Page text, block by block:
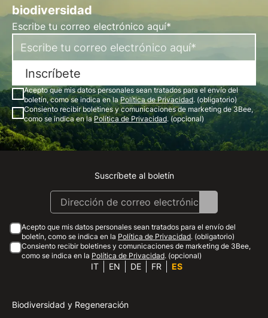
biodiversidad
Escribe tu correo electrónico aquí*
Inscríbete
Acepto que mis datos personales sean tratados para el envío del
boletín, como se indica en laPolítica de Privacidad. (obligatorio)
Consiento recibir boletines y comunicaciones de marketing de 3Bee,
como se indica en laPolítica de Privacidad. (opcional)
Instagram
Facebook
Linkedin
Youtube
Suscríbete al boletín
Acepto que mis datos personales sean tratados para el envío del
boletín, como se indica en la Política de Privacidad. (obligatorio)
Consiento recibir boletines y comunicaciones de marketing de 3Bee,
como se indica en la Política de Privacidad. (opcional)
IT EN DE FR ES
Biodiversidad y Regeneración